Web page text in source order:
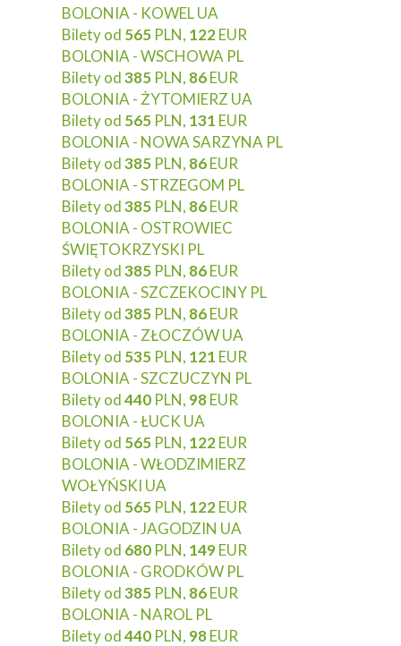
BOLONIA - KOWEL UA
Bilety od 565 PLN, 122EUR
BOLONIA - WSCHOWA PL
Bilety od385 PLN, 86EUR
BOLONIA - ŻYTOMIERZ UA
Bilety od 565 PLN, 131 EUR
BOLONIA - NOWA SARZYNA PL
Bilety od385 PLN, 86EUR
BOLONIA - STRZEGOM PL
Bilety od385 PLN, 86EUR
BOLONIA - OSTROWIEC
ŚWIĘTOKRZYSKI PL
Bilety od385 PLN, 86EUR
BOLONIA - SZCZEKOCINY PL
Bilety od385 PLN, 86EUR
BOLONIA - ZŁOCZÓW UA
Bilety od 535 PLN, 121 EUR
BOLONIA - SZCZUCZYN PL
Bilety od440 PLN, 98EUR
BOLONIA - ŁUCK UA
Bilety od 565 PLN, 122EUR
BOLONIA - WŁODZIMIERZ
WOŁYŃSKI UA
Bilety od 565 PLN, 122EUR
BOLONIA - JAGODZIN UA
Bilety od 680 PLN, 149EUR
BOLONIA - GRODKÓW PL
Bilety od385 PLN, 86EUR
BOLONIA - NAROL PL
Bilety od440 PLN, 98EUR